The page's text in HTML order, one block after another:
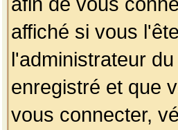
affiché si vous
l'administrateur
enregistré et que
vous connecter,